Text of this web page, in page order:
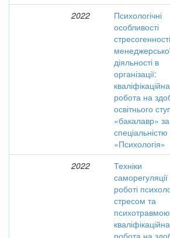
2022
Психологічні
особливості
стресогенності
діяльності в
організації:
кваліфікаційна
робота на
освітнього
«бакалавр» за
«Психологія»
2022
Техніки
саморегуляції
роботі
стресом та
кваліфікаційна
робота на